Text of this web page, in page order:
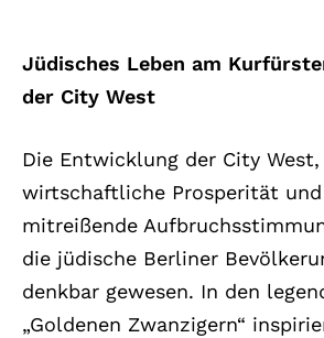
Jüdisches Leben am
der City West
Die Entwicklung der City
wirtschaftliche Prosperität
mitreißende
die jüdische Berliner
denkbar gewesen. In den
„Goldenen Zwanzigern“